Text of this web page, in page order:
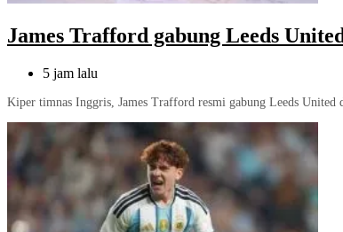
James Trafford gabung Leeds
5 jam lalu
Kiper timnas Inggris, James Trafford resmi gabung Leeds United